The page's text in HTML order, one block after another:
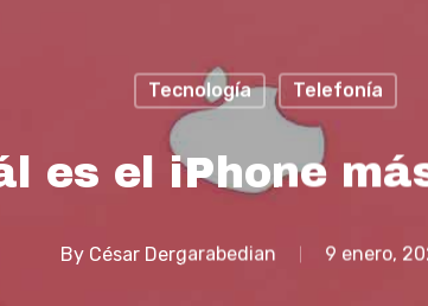
Tecnología Telefonía
es el iPhone
By César Dergarabedian 9 enero,